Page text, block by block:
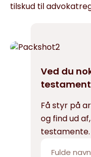
tilskud til
Ved du
Få styr på
og find ud
testamente.